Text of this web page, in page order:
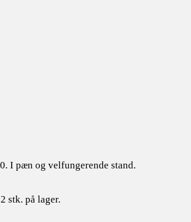
I pæn og velfungerende stand.
stk. på lager.